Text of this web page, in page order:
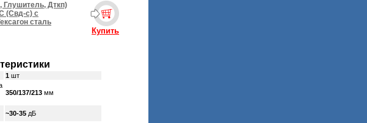
Глушитель, Дткп)
(Свд-с) с
сталь
Купить
1 шт
350/137/213 мм
~30-35 дБ